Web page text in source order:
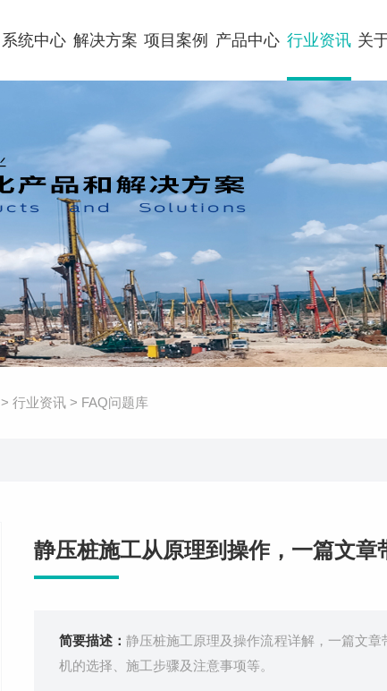
系统中心 解决方案 项目案例 产品中心 行业资讯 关
> 行业资讯> FAQ问题库
静压桩施工从原理到操作，一篇文章
简要描述： 静压桩施工原理及操作流程详解，一篇文
机的选择、施工步骤及注意事项等。